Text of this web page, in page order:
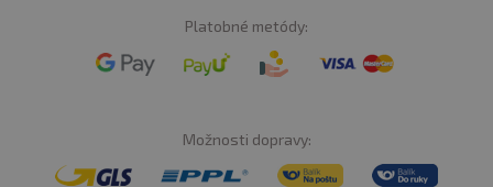
Platobné metódy:
Možnosti dopravy: